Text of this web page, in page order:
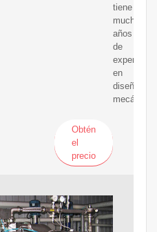
tiene
muchos
años
de
en
diseño
mecánico.
Obtén
el
precio